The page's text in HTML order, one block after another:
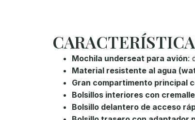
Mochila underseat para avión:
Material resistente al agua
Gran compartimento principal
Bolsillos interiores con
Bolsillo delantero de acceso